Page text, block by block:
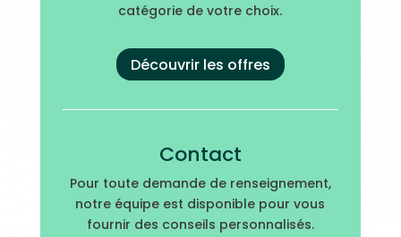
catégorie de votre choix.
Découvrir les offres
Contact
Pour toute demande de renseignement,
notre équipe est disponible pour vous
fournir des conseils personnalisés.